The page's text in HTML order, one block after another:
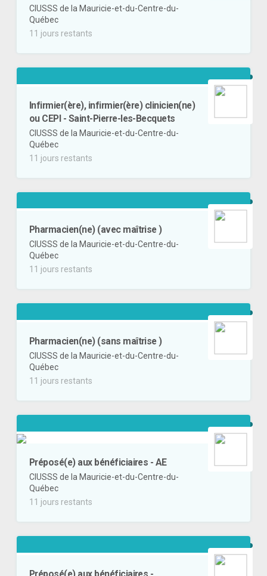
CIUSSS de la Mauricie-et-du-Centre-du-
Québec
11 jours restants
Infirmier(ère), infirmier(ère) clinicien(ne)
ou CEPI - Saint-Pierre-les-Becquets
CIUSSS de la Mauricie-et-du-Centre-du-
Québec
11 jours restants
Pharmacien(ne) (avec maîtrise )
CIUSSS de la Mauricie-et-du-Centre-du-
Québec
11 jours restants
Pharmacien(ne) (sans maîtrise )
CIUSSS de la Mauricie-et-du-Centre-du-
Québec
11 jours restants
Préposé(e) aux bénéficiaires - AE
CIUSSS de la Mauricie-et-du-Centre-du-
Québec
11 jours restants